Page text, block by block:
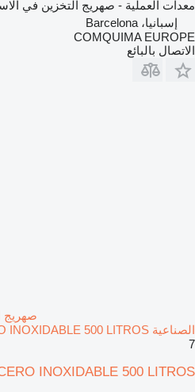
معدات العملية - صهريج التخزين في
إسبانيا، Barcelona
COMQUIMA EUROPE
الاتصال بالبائع
صهريج
الصناعية DEPOSITO ACERO INOXIDABLE 500 LITROS
7
INOXIDABLE 500 LITROS